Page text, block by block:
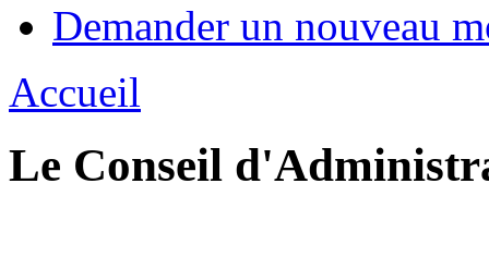
Demander un nouveau
Accueil
Le Conseil